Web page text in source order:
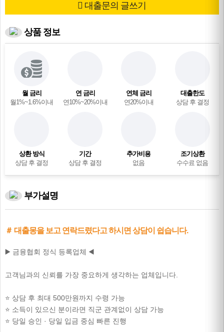
대출문의 글쓰기
상품 정보
월 금리
월1%~1.6%이내
연 금리
연10%~20%이내
연체 금리
연20%이내
대출한도
상담 후 결정
상환 방식
상담 후 결정
기간
상담 후 결정
추가비용
없음
조기상환
수수료 없음
부가설명
＃ 대출몽을 보고 연락드렸다고 하시면 상담이 쉽습니다.
▶️ 금융협회 정식 등록업체 ◀️
고객님과의 신뢰를 가장 중요하게 생각하는 업체입니다.
⭐ 상담 후 최대 500만원까지 수령 가능
⭐ 소득이 있으신 분이라면 직군 관계없이 상담 가능
⭐ 당일 승인 · 당일 입금 중심 빠른 진행